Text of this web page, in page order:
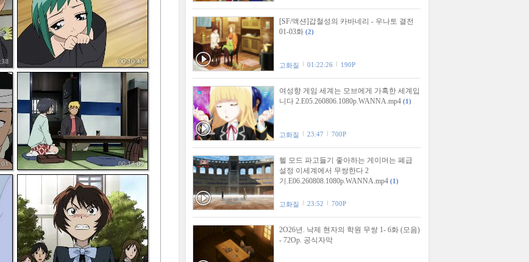
[SF/액션]갑철성의 카바네리 - 우나토 결전
01-03화 (2)
고화질 01:22:26 190P
여성향 게임 세계는 모브에게 가혹한 세계입
니다 2.E05.260806.1080p.WANNA.mp4 (1)
고화질 23:47 700P
헬 모드 파고들기 좋아하는 게이머는 폐급
설정 이세계에서 무쌍한다 2
기.E06.260808.1080p.WANNA.mp4 (1)
고화질 23:52 700P
2O26년. 낙제 현자의 학원 무쌍 1- 6화 (모음)
- 72Op. 공식자막